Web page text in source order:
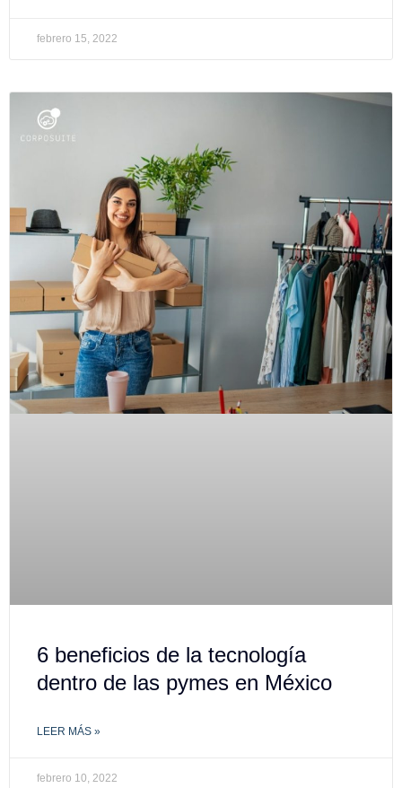
febrero 15, 2022
6 beneficios de la tecnología
dentro de las pymes en México
LEER MÁS »
febrero 10, 2022